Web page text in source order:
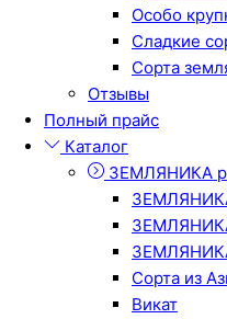
Особо
Сладкие
Сорта
Отзывы
Полный прайс
Каталог
ЗЕМЛЯНИКА
Сорта из
Викат